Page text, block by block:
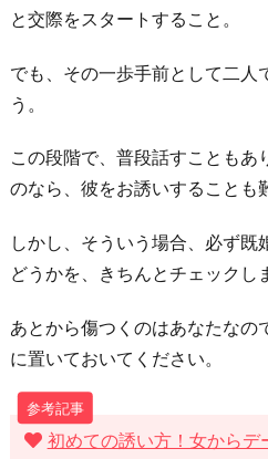
と交際をスタートすること。
でも、その一歩手前として二人
う。
この段階で、普段話すこともあ
のなら、彼をお誘いすることも
しかし、そういう場合、必ず
どうかを、きちんとチェックし
あとから傷つくのはあなたなの
に置いておいてください。
初めての誘い方！女からデ